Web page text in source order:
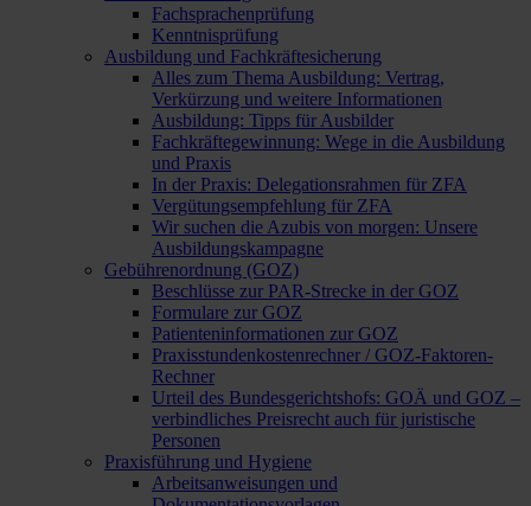
Fachsprachenprüfung
Kenntnisprüfung
Ausbildung und Fachkräftesicherung
Alles zum Thema Ausbildung: Vertrag,
Verkürzung und weitere Informationen
Ausbildung: Tipps für Ausbilder
Fachkräftegewinnung: Wege in die Ausbildung
und Praxis
In der Praxis: Delegationsrahmen für ZFA
Vergütungsempfehlung für ZFA
Wir suchen die Azubis von morgen: Unsere
Ausbildungskampagne
Gebührenordnung (GOZ)
Beschlüsse zur PAR-Strecke in der GOZ
Formulare zur GOZ
Patienteninformationen zur GOZ
Praxisstundenkostenrechner / GOZ-Faktoren-
Rechner
Urteil des Bundesgerichtshofs: GOÄ und GOZ –
verbindliches Preisrecht auch für juristische
Personen
Praxisführung und Hygiene
Arbeitsanweisungen und